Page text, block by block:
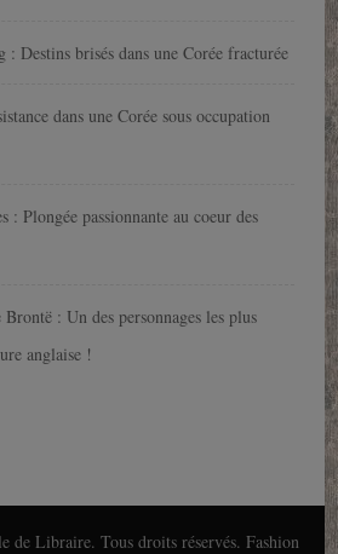
: Destins brisés dans une Corée fracturée
dans une Corée sous occupation
: Plongée passionnante au coeur des
: Un des personnages les plus
anglaise !
de Libraire. Tous droits réservés. Fashion